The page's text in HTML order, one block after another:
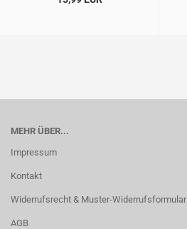
MEHR ÜBER...
Impressum
Kontakt
Widerrufsrecht & Muster-Widerrufsformular
AGB